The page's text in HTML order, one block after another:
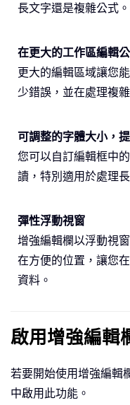
長文字還是複雜公式。
在更大的工作區編輯
更大的編輯區域讓您
少錯誤，並在處理複
可調整的字體大小，
您可以自訂編輯框中
讀，特別適用於處理
彈性浮動視窗
增強編輯欄以浮動視
在方便的位置，讓您
資料。
啟用增強編輯
若要開始使用增強編
中啟用此功能。